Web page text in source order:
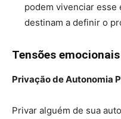
podem vivenciar esse
destinam a definir o
Tensões
Privação de Autonomia
Privar alguém de sua